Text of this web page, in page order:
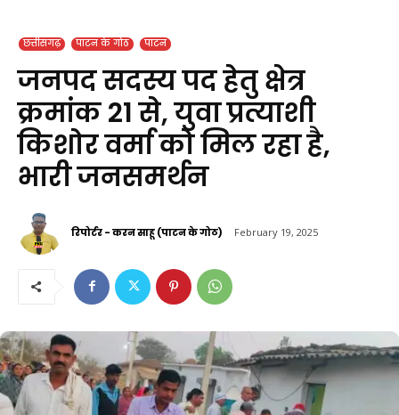
छत्तीसगढ़ पाटन के गोठ पाटन
जनपद सदस्य पद हेतु क्षेत्र
क्रमांक 21 से, युवा प्रत्याशी
किशोर वर्मा को मिल रहा है,
भारी जनसमर्थन
रिपोर्टर - करन साहू (पाटन के गोठ) February 19, 2025